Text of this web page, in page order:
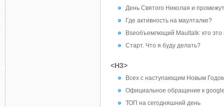
День Святого Николая и
Где активность на маулталке?
Вseoбъемлющий Maultalk: кто это
Старт. Что я буду делать?
<H3>
Всех с наступающим Новым
Официальное обращение к
ТОП на сегодняшний день